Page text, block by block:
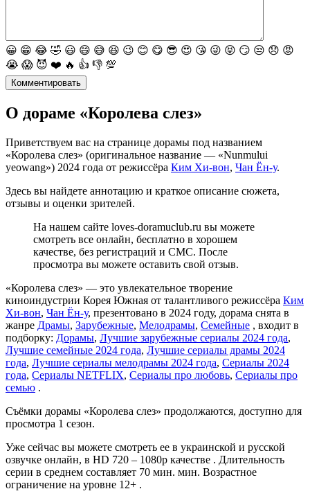
😀 😁 😂 🤣 😃 😄 😅 😆 😉 😊 😋 😎 😍 😘 😜 😝 😏 😒 😞 😡
😭 😱 😈 ❤️ 🔥 👍 👎 💯
Комментировать
О дораме «Королева слез»
Приветствуем вас на странице дорамы под названием
«Королева слез» (оригинальное название — «Nunmului
yeowang») 2024 года от режиссёра Ким Хи-вон, Чан Ён-у.
Здесь вы найдете аннотацию и краткое описание сюжета,
отзывы и оценки зрителей.
На нашем сайте loves-doramuclub.ru вы можете
смотреть все онлайн, бесплатно в хорошем
качестве, без регистраций и СМС. После
просмотра вы можете оставить свой отзыв.
«Королева слез» — это увлекательное творение
киноиндустрии Корея Южная от талантливого режиссёра Ким
Хи-вон, Чан Ён-у, презентовано в 2024 году, дорама снята в
жанре Драмы, Зарубежные, Мелодрамы, Семейные , входит в
подборку: Дорамы, Лучшие зарубежные сериалы 2024 года,
Лучшие семейные 2024 года, Лучшие сериалы драмы 2024
года, Лучшие сериалы мелодрамы 2024 года, Сериалы 2024
года, Сериалы NETFLIX, Сериалы про любовь, Сериалы про
семью .
Съёмки дорамы «Королева слез» продолжаются, доступно для
просмотра 1 сезон.
Уже сейчас вы можете смотреть ее в украинской и русской
озвучке онлайн, в HD 720 – 1080p качестве . Длительность
серии в среднем составляет 70 мин. мин. Возрастное
ограничение на уровне 12+ .